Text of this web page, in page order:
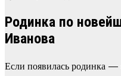
Родинка по
Иванова
Если появилась родинка